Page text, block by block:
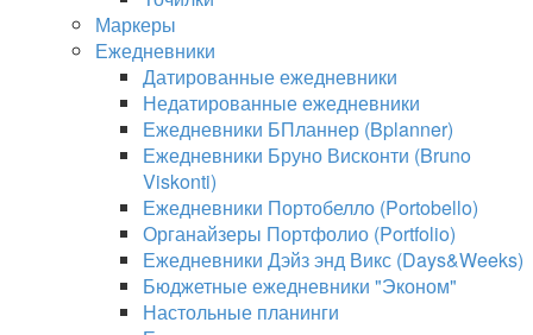
Маркеры
Ежедневники
Датированные ежедневники
Недатированные ежедневники
Ежедневники БПланнер (Bplanner)
Ежедневники Бруно Висконти (Bruno
Viskonti)
Ежедневники Портобелло (Portobello)
Органайзеры Портфолио (Portfolio)
Ежедневники Дэйз энд Викс (Days&Weeks)
Бюджетные ежедневники "Эконом"
Настольные планинги